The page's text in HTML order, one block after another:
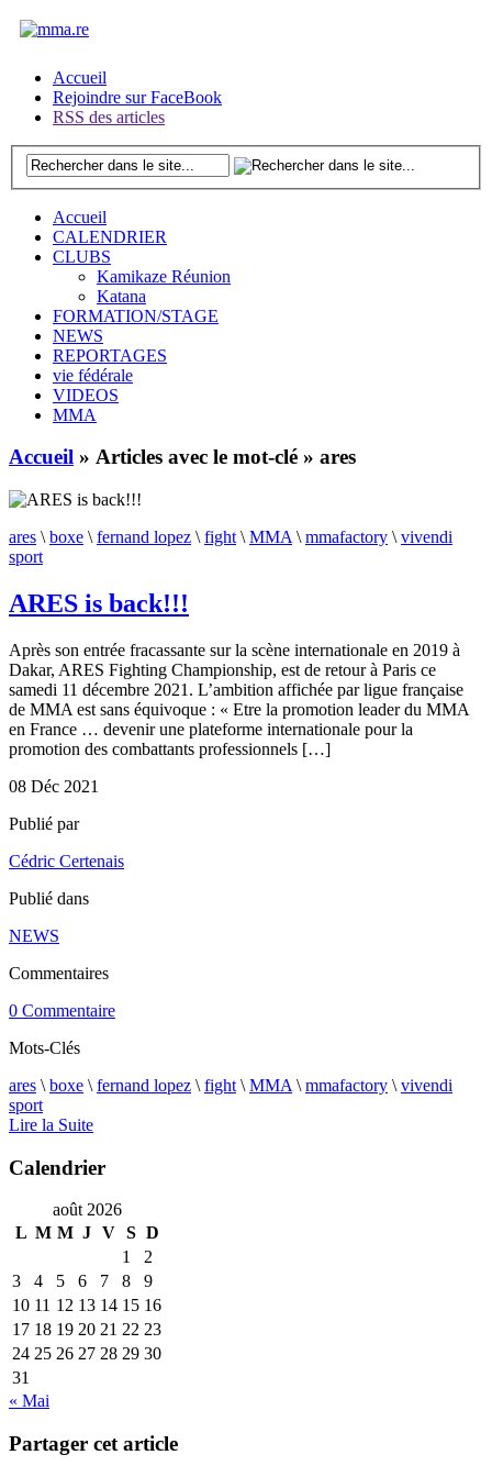
Accueil
Rejoindre sur FaceBook
RSS des articles
Accueil
CALENDRIER
CLUBS
Kamikaze Réunion
Katana
FORMATION/STAGE
NEWS
REPORTAGES
vie fédérale
VIDEOS
MMA
Accueil » Articles avec le mot-clé » ares
ares \ boxe \ fernand lopez \ fight \ MMA \ mmafactory \ vivendi
sport
ARES is back!!!
Après son entrée fracassante sur la scène internationale en 2019 à
Dakar, ARES Fighting Championship, est de retour à Paris ce
samedi 11 décembre 2021. L’ambition affichée par ligue française
de MMA est sans équivoque : « Etre la promotion leader du MMA
en France … devenir une plateforme internationale pour la
promotion des combattants professionnels […]
08 Déc 2021
Publié par
Cédric Certenais
Publié dans
NEWS
Commentaires
0 Commentaire
Mots-Clés
ares \ boxe \ fernand lopez \ fight \ MMA \ mmafactory \ vivendi
sport
Lire la Suite
Calendrier
août 2026
L M M J V S D
1
2
3
4 5 6 7 8
9
10 11 12 13 14 15 16
17 18 19 20 21 22 23
24 25 26 27 28 29 30
31
« Mai
Partager cet article